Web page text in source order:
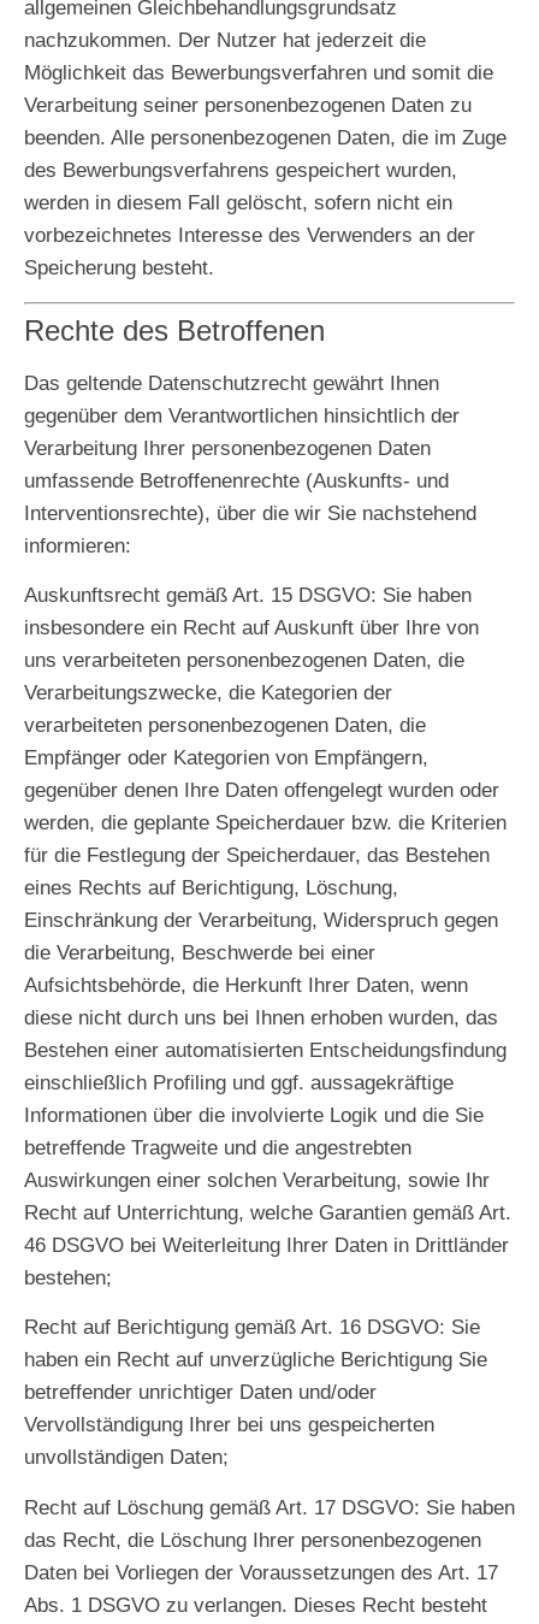
allgemeinen Gleichbehandlungsgrundsatz
nachzukommen. Der Nutzer hat jederzeit die
Möglichkeit das Bewerbungsverfahren und somit die
Verarbeitung seiner personenbezogenen Daten zu
beenden. Alle personenbezogenen Daten, die im Zuge
des Bewerbungsverfahrens gespeichert wurden,
werden in diesem Fall gelöscht, sofern nicht ein
vorbezeichnetes Interesse des Verwenders an der
Speicherung besteht.
Rechte des Betroffenen
Das geltende Datenschutzrecht gewährt Ihnen
gegenüber dem Verantwortlichen hinsichtlich der
Verarbeitung Ihrer personenbezogenen Daten
umfassende Betroffenenrechte (Auskunfts- und
Interventionsrechte), über die wir Sie nachstehend
informieren:
Auskunftsrecht gemäß Art. 15 DSGVO: Sie haben
insbesondere ein Recht auf Auskunft über Ihre von
uns verarbeiteten personenbezogenen Daten, die
Verarbeitungszwecke, die Kategorien der
verarbeiteten personenbezogenen Daten, die
Empfänger oder Kategorien von Empfängern,
gegenüber denen Ihre Daten offengelegt wurden oder
werden, die geplante Speicherdauer bzw. die Kriterien
für die Festlegung der Speicherdauer, das Bestehen
eines Rechts auf Berichtigung, Löschung,
Einschränkung der Verarbeitung, Widerspruch gegen
die Verarbeitung, Beschwerde bei einer
Aufsichtsbehörde, die Herkunft Ihrer Daten, wenn
diese nicht durch uns bei Ihnen erhoben wurden, das
Bestehen einer automatisierten Entscheidungsfindung
einschließlich Profiling und ggf. aussagekräftige
Informationen über die involvierte Logik und die Sie
betreffende Tragweite und die angestrebten
Auswirkungen einer solchen Verarbeitung, sowie Ihr
Recht auf Unterrichtung, welche Garantien gemäß Art.
46 DSGVO bei Weiterleitung Ihrer Daten in Drittländer
bestehen;
Recht auf Berichtigung gemäß Art. 16 DSGVO: Sie
haben ein Recht auf unverzügliche Berichtigung Sie
betreffender unrichtiger Daten und/oder
Vervollständigung Ihrer bei uns gespeicherten
unvollständigen Daten;
Recht auf Löschung gemäß Art. 17 DSGVO: Sie haben
das Recht, die Löschung Ihrer personenbezogenen
Daten bei Vorliegen der Voraussetzungen des Art. 17
Abs. 1 DSGVO zu verlangen. Dieses Recht besteht